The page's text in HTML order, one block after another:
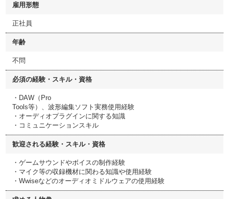
雇用形態
正社員
年齢
不問
必須の経験・スキル・資格
・DAW（Pro
Tools等）、波形編集ソフト実務使用経験
・オーディオプラグインに関する知識
・コミュニケーションスキル
歓迎される経験・スキル・資格
・ゲームサウンドやボイスの制作経験
・マイク等の収録機材に関わる知識や使用経験
・Wwiseなどのオーディオミドルウェアの使用経験